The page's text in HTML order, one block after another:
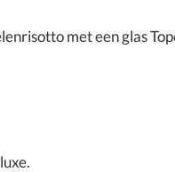
met een glas